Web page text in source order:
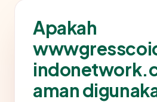
Apakah
aman